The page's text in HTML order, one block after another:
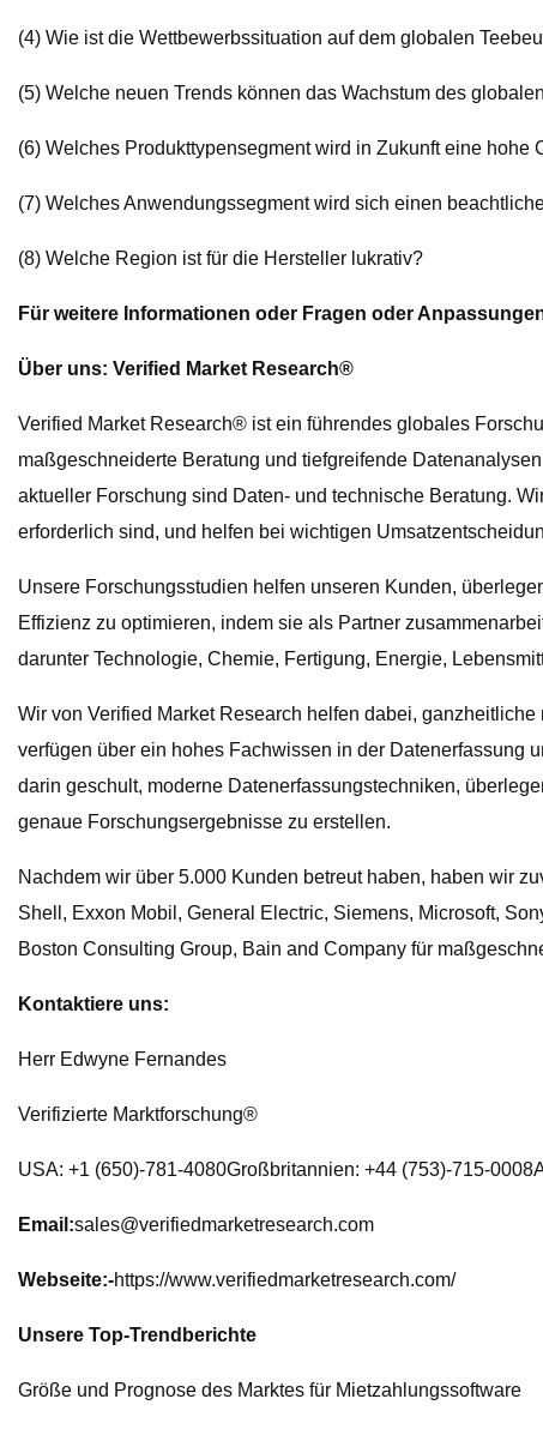
(4) Wie ist die Wettbewerbssituation auf dem globalen
(5) Welche neuen Trends können das Wachstum des
(6) Welches Produkttypensegment wird in Zukunft eine hohe
(7) Welches Anwendungssegment wird sich einen
(8) Welche Region ist für die Hersteller lukrativ?
Für weitere Informationen oder Fragen oder
Über uns: Verified Market Research®
Verified Market Research® ist ein führendes globales
maßgeschneiderte Beratung und tiefgreifende
aktueller Forschung sind Daten- und technische Beratung.
erforderlich sind, und helfen bei wichtigen
Unsere Forschungsstudien helfen unseren Kunden,
Effizienz zu optimieren, indem sie als Partner
darunter Technologie, Chemie, Fertigung, Energie,
Wir von Verified Market Research helfen dabei,
verfügen über ein hohes Fachwissen in der Datenerfassung
darin geschult, moderne Datenerfassungstechniken,
genaue Forschungsergebnisse zu erstellen.
Nachdem wir über 5.000 Kunden betreut haben, haben wir
Shell, Exxon Mobil, General Electric, Siemens, Microsoft,
Boston Consulting Group, Bain and Company für
Kontaktiere uns:
Herr Edwyne Fernandes
Verifizierte Marktforschung®
USA: +1 (650)-781-4080Großbritannien: +44 (753)-715-
Email:sales@verifiedmarketresearch.com
Webseite:-https://www.verifiedmarketresearch.com/
Unsere Top-Trendberichte
Größe und Prognose des Marktes für Mietzahlungssoftware